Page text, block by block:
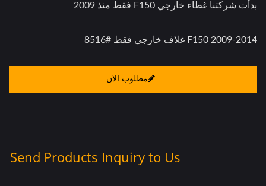
بدأت شركتنا غطاء خارجي F150 فقط منذ 2009
F150 2009-2014 غلاف خارجي فقط #8516
مطلوب الان